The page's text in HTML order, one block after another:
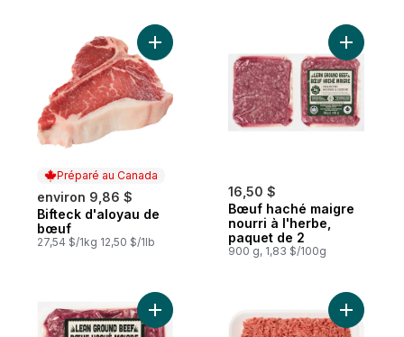
Préparé au Canada
environ 9,86 $
Préparé au Canada
Bifteck d'aloyau de
bœuf
27,54 $/1kg 12,50 $/1lb
Ajouter Bifteck d'aloyau de bœuf au
16,50 $
Bœuf haché maigre
nourri à l'herbe,
paquet de 2
900 g, 1,83 $/100g
Ajouter
Ajouter Bœuf haché maigre nourri àAjouter